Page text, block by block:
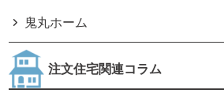
鬼丸ホーム
注文住宅関連コラム